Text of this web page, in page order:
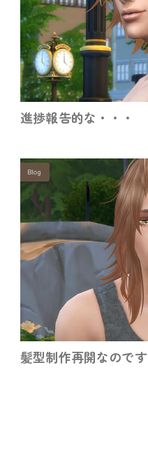
進捗報告的な・・・
Blog
髪型制作再開なのです